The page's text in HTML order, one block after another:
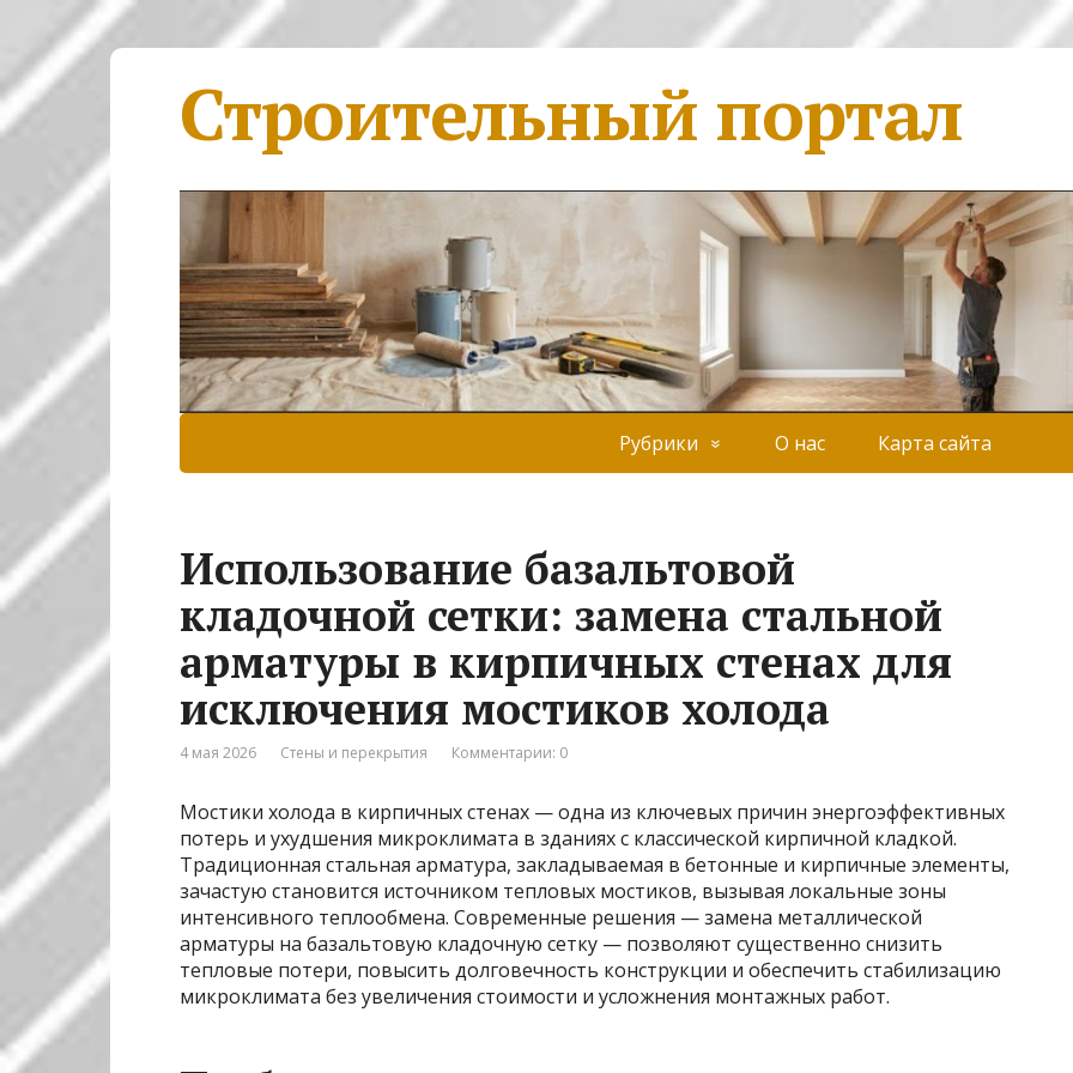
Строительный портал
Рубрики О нас Карта сайта
Использование базальтовой
кладочной сетки: замена стальной
арматуры в кирпичных стенах для
исключения мостиков холода
4 мая 2026 Стены и перекрытия Комментарии: 0
Мостики холода в кирпичных стенах — одна из ключевых причин энергоэффективных
потерь и ухудшения микроклимата в зданиях с классической кирпичной кладкой.
Традиционная стальная арматура, закладываемая в бетонные и кирпичные элементы,
зачастую становится источником тепловых мостиков, вызывая локальные зоны
интенсивного теплообмена. Современные решения — замена металлической
арматуры на базальтовую кладочную сетку — позволяют существенно снизить
тепловые потери, повысить долговечность конструкции и обеспечить стабилизацию
микроклимата без увеличения стоимости и усложнения монтажных работ.